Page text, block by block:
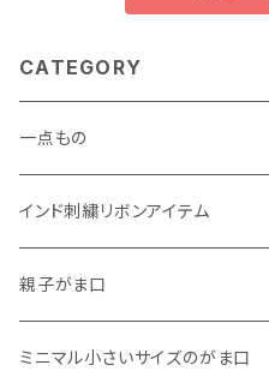
CATEGORY
一点もの
インド刺繍リボンアイテム
がま口
巾着
親子がま口
・ ぷっくりタイプ
ミニマル小さいサイズのがま口